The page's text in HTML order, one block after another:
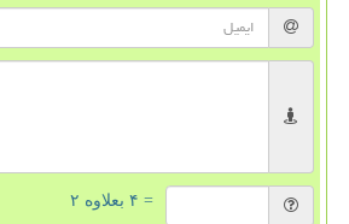
= ۴ بعلاوه ۲